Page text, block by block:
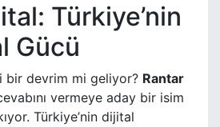
Türkiye’nin
Gücü
bir devrim mi geliyor? Rantar
vermeye aday bir isim
Türkiye’nin dijital